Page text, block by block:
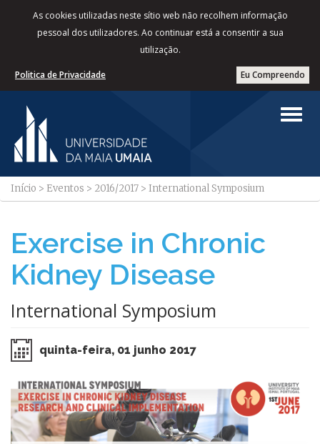
As cookies utilizadas neste sítio web não recolhem informação
pessoal dos utilizadores. Ao continuar está a consentir a sua
utilização.
Eu Compreendo
Politica de Privacidade
Início > Eventos > 2016/2017 > International Symposium
Exercise in Chronic
Kidney Disease
International Symposium
quinta-feira, 01 junho 2017